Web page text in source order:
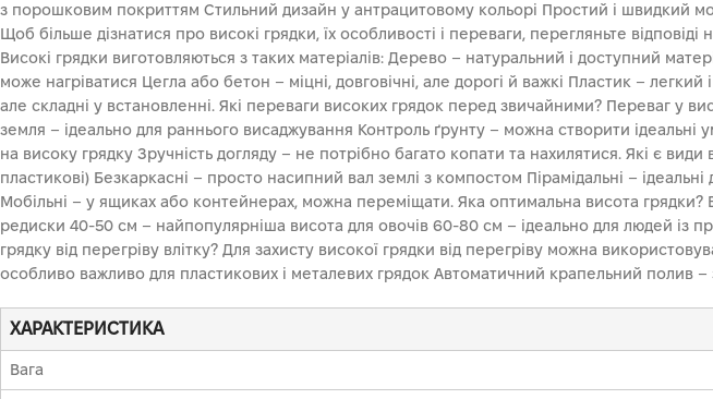
з порошковим покриттям Стильний дизайн у антрацитовому кольорі Простий і швидкий
Щоб більше дізнатися про високі грядки, їх особливості і переваги, перегляньте
Високі грядки виготовляються з таких матеріалів: Дерево – натуральний і доступний
може нагріватися Цегла або бетон – міцні, довговічні, але дорогі й важкі Пластик –
але складні у встановленні. Які переваги високих грядок перед звичайними? Переваг у
земля – ідеально для раннього висаджування Контроль ґрунту – можна створити
на високу грядку Зручність догляду – не потрібно багато копати та нахилятися. Які є
пластикові) Безкаркасні – просто насипний вал землі з компостом Пірамідальні –
Мобільні – у ящиках або контейнерах, можна переміщати. Яка оптимальна висота грядки?
редиски 40-50 см – найпопулярніша висота для овочів 60-80 см – ідеально для людей із
грядку від перегріву влітку? Для захисту високої грядки від перегріву можна
особливо важливо для пластикових і металевих грядок Автоматичний крапельний полив –
ХАРАКТЕРИСТИКА
Вага